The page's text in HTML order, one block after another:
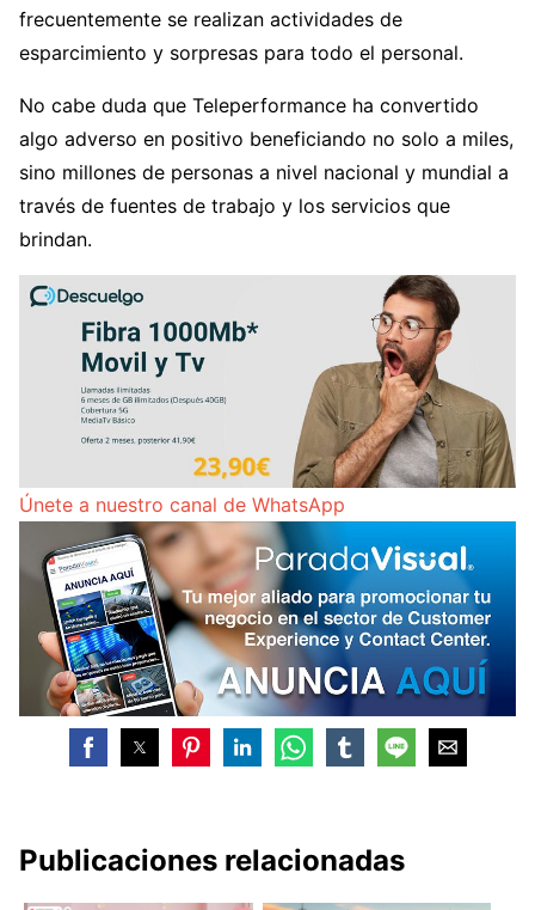
frecuentemente se realizan actividades de
esparcimiento y sorpresas para todo el personal.
No cabe duda que Teleperformance ha convertido
algo adverso en positivo beneficiando no solo a miles,
sino millones de personas a nivel nacional y mundial a
través de fuentes de trabajo y los servicios que
brindan.
Únete a nuestro canal de WhatsApp
Publicaciones relacionadas